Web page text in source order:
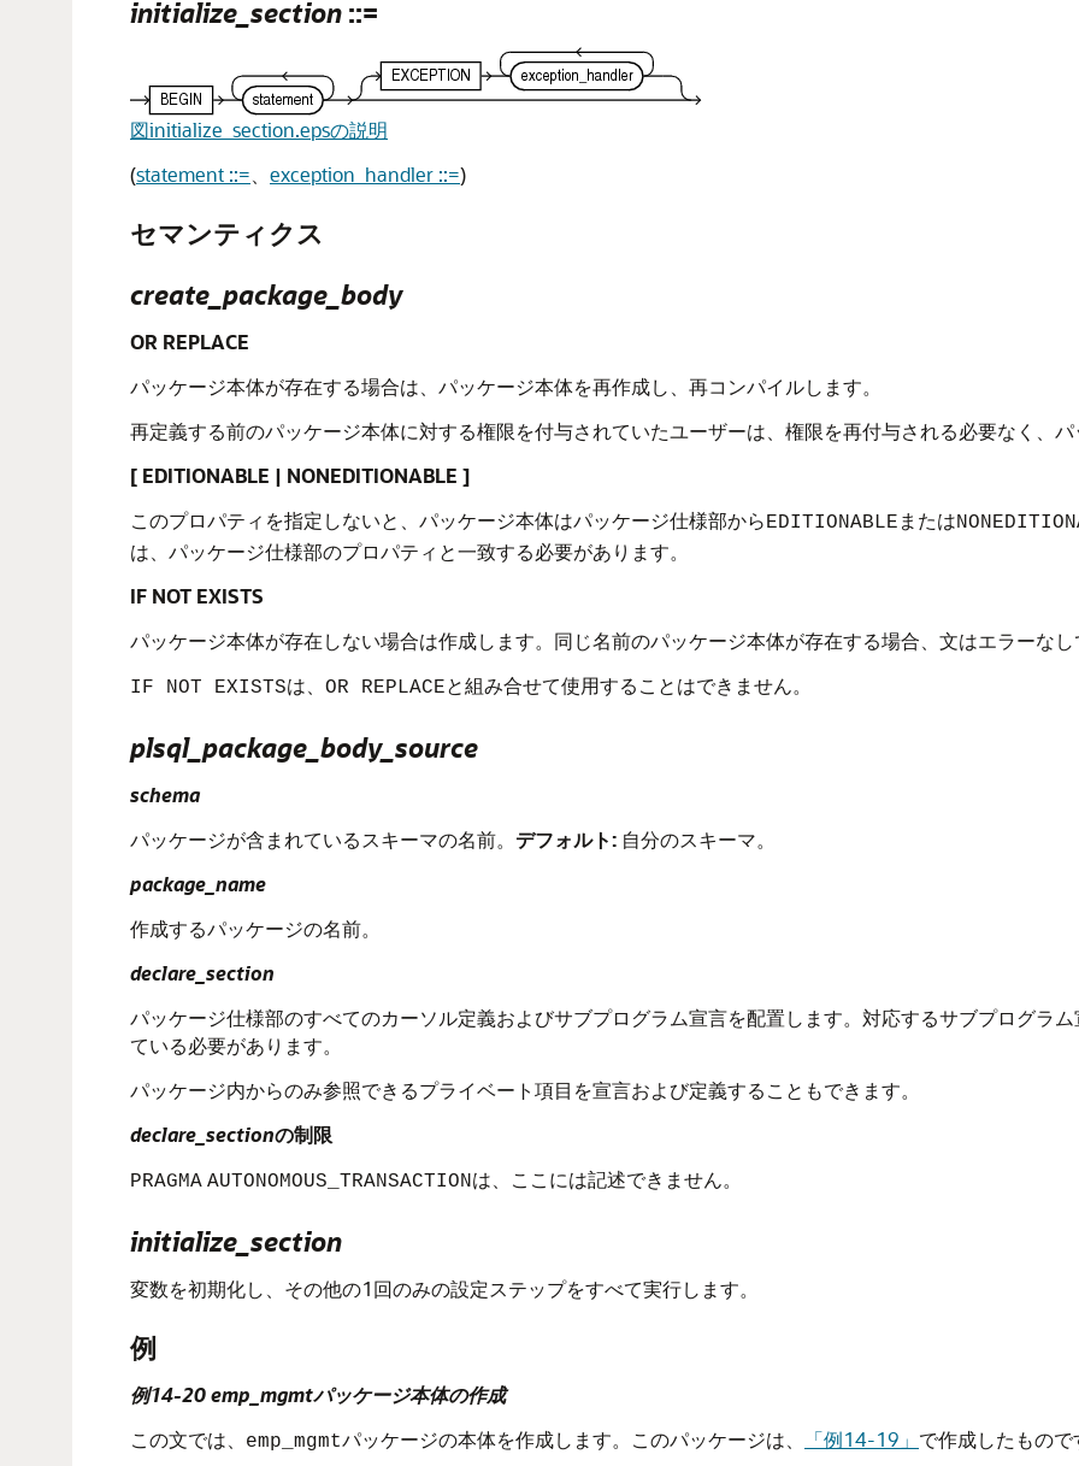
initialize_section ::=
図initialize_section.epsの説明
(statement ::= exception_handler ::=)
セマンティクス
create_package_body
OR REPLACE
パッケージ本体が存在する場合は、パッケージ本体を再作成し、再コンパイルします。
再定義する前のパッケージ本体に対する権限を付与されていたユーザーは、権限を再付与される必要なく、パ
[ EDITIONABLE | NONEDITIONABLE ]
このプロパティを指定しないと、パッケージ本体はパッケージ仕様部からEDITIONABLE または
は、パッケージ仕様部のプロパティと一致する必要があります。
IF NOT EXISTS
パッケージ本体が存在しない場合は作成します。同じ名前のパッケージ本体が存在する場合、文はエラーな
IF NOT EXISTSは、 OR REPLACEと組み合せて使用することはできません。
plsql_package_body_source
schema
パッケージが含まれているスキーマの名前。 デフォルト: 自分のスキーマ。
package_name
作成するパッケージの名前。
declare_section
パッケージ仕様部のすべてのカーソル定義およびサブプログラム宣言を配置します。対応するサブプログラ
ている必要があります。
パッケージ内からのみ参照できるプライベート項目を宣言および定義することもできます。
declare_sectionの制限
PRAGMA AUTONOMOUS_TRANSACTIONは、ここには記述できません。
initialize_section
変数を初期化し、その他の1回のみの設定ステップをすべて実行します。
例
例14-20 emp_mgmtパッケージ本体の作成
この文では、
emp_mgmtパッケージの本体を作成します。このパッケージは、 「例14-19」 で作成したもので